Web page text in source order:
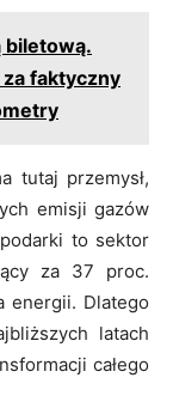
biletową.
faktyczny
tutaj przemysł,
emisji gazów
to sektor
za 37 proc.
energii. Dlatego
latach
całego